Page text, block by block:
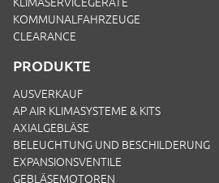
KOMMUNALFAHRZEUGE
CLEARANCE
PRODUKTE
AUSVERKAUF
AP AIR KLIMASYSTEME & KITS
AXIALGEBLÄSE
BELEUCHTUNG UND BESCHILDERUNG
EXPANSIONSVENTILE
GEBLÄSEMOTOREN